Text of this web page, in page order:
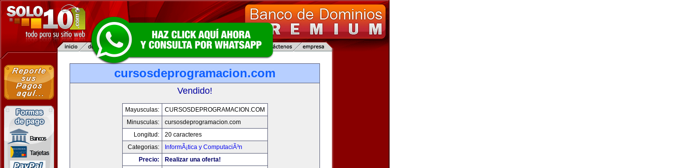
cursosdeprogramacion.com
Vendido!
Mayusculas:
CURSOSDEPROGRAMACION.COM
Minusculas:
cursosdeprogramacion.com
Longitud:
20 caracteres
Categorias:
InformÃ¡tica y ComputaciÃ³n
Precio:
Realizar una oferta!